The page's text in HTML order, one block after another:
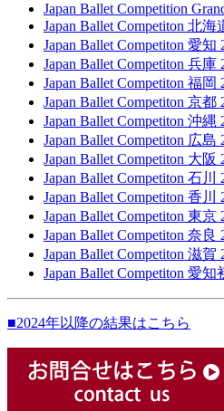
Japan Ballet Competition
Japan Ballet Competiton 北海
Japan Ballet Competiton 愛知
Japan Ballet Competiton 兵庫
Japan Ballet Competiton 福岡
Japan Ballet Competiton 京都
Japan Ballet Competiton 沖縄
Japan Ballet Competiton 広島
Japan Ballet Competiton 大阪
Japan Ballet Competiton 石川
Japan Ballet Competiton 香川
Japan Ballet Competiton 東京
Japan Ballet Competiton 奈良
Japan Ballet Competiton 滋賀
Japan Ballet Competiton 愛知
■2024年以降の結果はこちら